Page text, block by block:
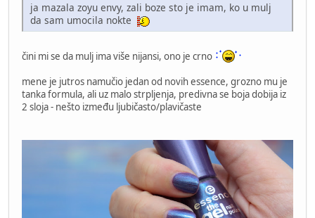
ja mazala zoyu envy, zali boze sto je imam, ko u mulj
da sam umocila nokte
čini mi se da mulj ima više nijansi, ono je crno
mene je jutros namučio jedan od novih essence, grozno mu je
tanka formula, ali uz malo strpljenja, predivna se boja dobija iz
2 sloja - nešto između ljubičasto/plavičaste